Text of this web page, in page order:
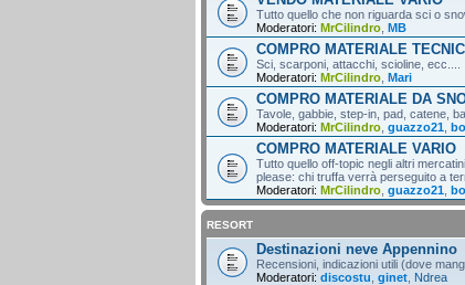
Tutto quello che non riguarda sci o
Moderatori: MrCilindro MB
COMPRO MATERIALE
Sci, scarponi, attacchi, scioline, ecc....
Moderatori: MrCilindro Mari
COMPRO MATERIALE DA
Tavole, gabbie, step-in, pad, catene,
Moderatori: MrCilindro guazzo21
COMPRO MATERIALE VARIO
Tutto quello off-topic negli altri
please: chi truffa verrà perseguito a
Moderatori: MrCilindro guazzo21
RESORT
Destinazioni neve Appennino
Recensioni, indicazioni utili (dove
Moderatori: discostu ginet Ndrea